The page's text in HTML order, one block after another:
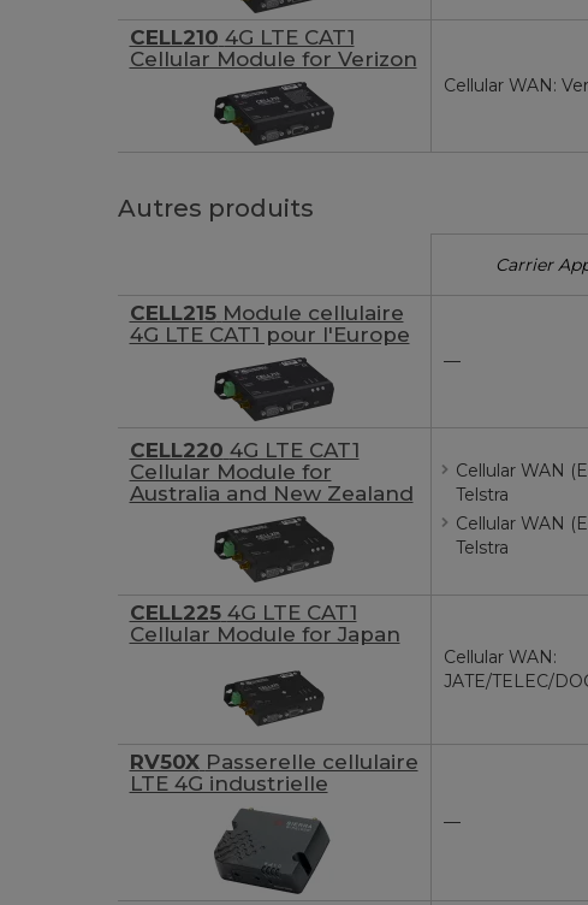
CELL210 4G LTE CAT1
Cellular Module for Verizon
Cellular WAN:
Autres produits
Carrier
CELL215 Module cellulaire
4G LTE CAT1 pour l'Europe
—
CELL220 4G LTE CAT1
Cellular Module for
Australia and New Zealand
Cellular WAN
Telstra
Cellular WAN
Telstra
CELL225 4G LTE CAT1
Cellular Module for Japan
Cellular WAN:
JATE/TELEC/
RV50X Passerelle cellulaire
LTE 4G industrielle
—